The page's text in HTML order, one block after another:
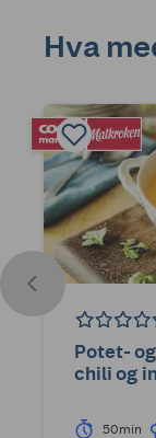
Hva
Potet-
chili og
50min